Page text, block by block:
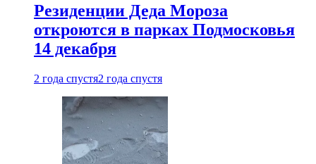
Резиденции Деда Мороза
откроются в парках Подмосковья
14 декабря
2 года спустя2 года спустя